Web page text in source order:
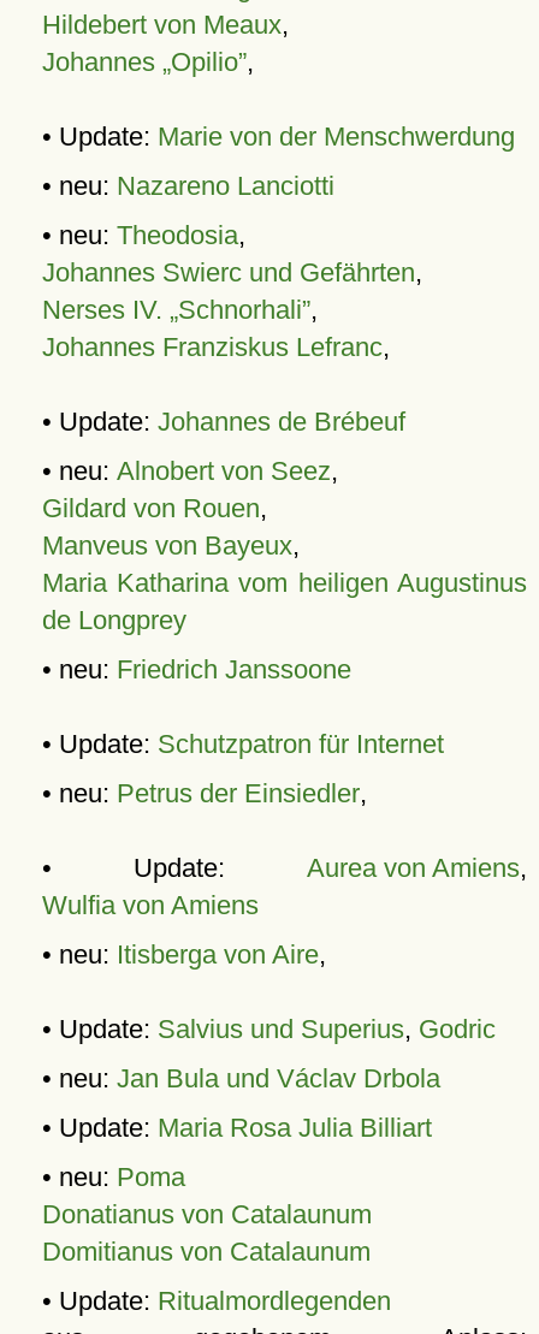
Hildebert von Meaux,
Johannes „Opilio”,
• Update: Marie von der Menschwerdung
• neu: Nazareno Lanciotti
• neu: Theodosia,
Johannes Swierc und Gefährten,
Nerses IV. „Schnorhali”,
Johannes Franziskus Lefranc,
• Update: Johannes de Brébeuf
• neu: Alnobert von Seez,
Gildard von Rouen,
Manveus von Bayeux,
Maria Katharina vom heiligen Augustinus
de Longprey
• neu: Friedrich Janssoone
• Update: Schutzpatron für Internet
• neu: Petrus der Einsiedler,
• Update: Aurea von Amiens,
Wulfia von Amiens
• neu: Itisberga von Aire,
• Update: Salvius und Superius, Godric
• neu: Jan Bula und Václav Drbola
• Update: Maria Rosa Julia Billiart
• neu: Poma
Donatianus von Catalaunum
Domitianus von Catalaunum
• Update: Ritualmordlegenden